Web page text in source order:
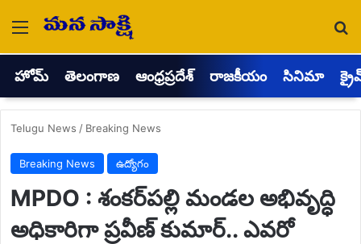
Menu
హోమ్ తెలంగాణ ఆంధ్రప్రదేశ్ రాజకీయం సినిమా
Telugu News / Breaking News
Breaking News ఉద్యోగం
MPDO : శంకర్‌పల్లి మండల అభివృద్ధి
అధికారిగా ప్రవీణ్ కుమార్.. ఎవరో